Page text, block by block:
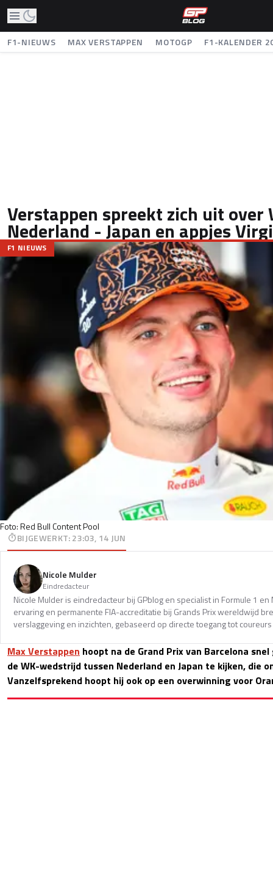
F1-NIEUWS MAX VERSTAPPEN MOTOGP F1-KALENDER
Verstappen spreekt zich uit
Nederland - Japan en appjes
Foto: Red Bull Content Pool
F1 NIEUWS
BIJGEWERKT:23:03, 14 JUN
Nicole Mulder
Eindredacteur
Nicole Mulder is eindredacteur bij GPblog en specialist in Formule 1 en
ervaring en permanente FIA-accreditatie bij Grands Prix wereldwijd
verslaggeving en inzichten, gebaseerd op directe toegang tot
Max Verstappen hoopt na de Grand Prix van Barcelona
de WK-wedstrijd tussen Nederland en Japan te kijken, die
Vanzelfsprekend hoopt hij ook op een overwinning voor